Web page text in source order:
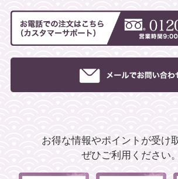
お得な情報やポイントが受け
ぜひご利用ください。